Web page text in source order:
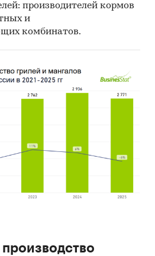
производителей кормов
и
комбинатов.
производство